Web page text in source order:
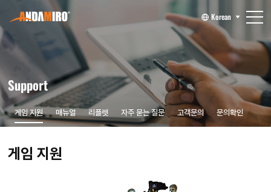
Korean
Support
게임 지원 매뉴얼 리플렛 자주 묻는 질문 고객문의 문의확인
게임 지원